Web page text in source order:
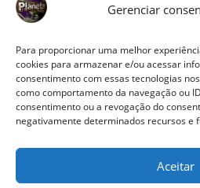
Gerenciar
Para proporcionar uma melhor
cookies para armazenar e/ou acessar
consentimento com essas tecnologias
como comportamento da navegação ou
consentimento ou a revogação do
negativamente determinados recursos e
Aceitar
Termos
Política
de
cookies
Marketing
à sexta:
das
10h30 às
19h00
Sábados:
das
12h00